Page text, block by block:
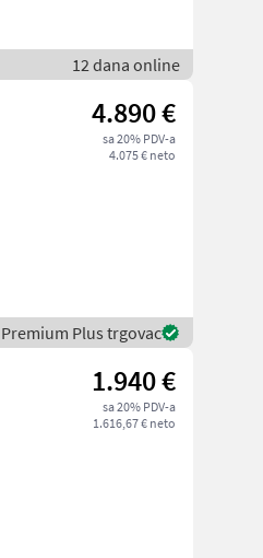
12 dana online
4.890 €
sa 20% PDV-a
4.075 € neto
Premium Plus trgovac
1.940 €
sa 20% PDV-a
1.616,67 € neto